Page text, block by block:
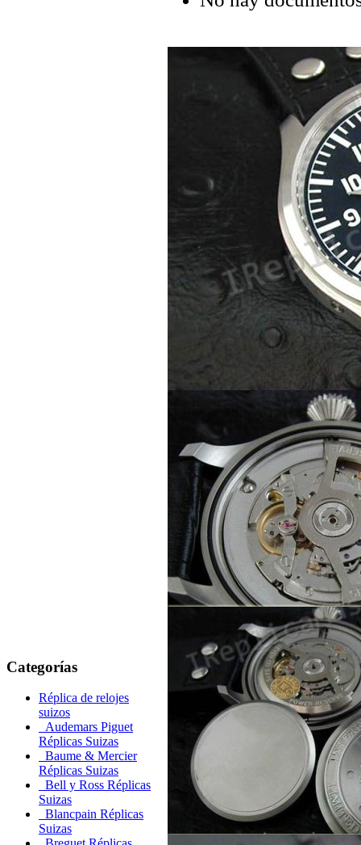
Categorías
Réplica de relojes
suizos
Audemars Piguet
Réplicas Suizas
Baume & Mercier
Réplicas Suizas
Bell y Ross Réplicas
Suizas
Blancpain Réplicas
Suizas